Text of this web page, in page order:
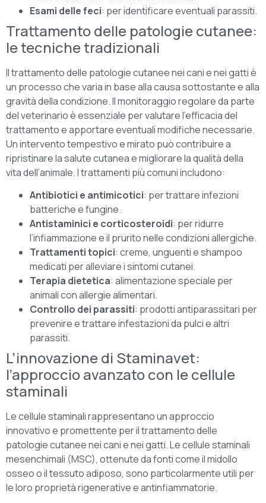
Esami delle feci: per identificare eventuali parassiti.
Trattamento delle patologie cutanee:
le tecniche tradizionali
Il trattamento delle patologie cutanee nei cani e nei gatti è
un processo che varia in base alla causa sottostante e alla
gravità della condizione. Il monitoraggio regolare da parte
del veterinario è essenziale per valutare l’efficacia del
trattamento e apportare eventuali modifiche necessarie.
Un intervento tempestivo e mirato può contribuire a
ripristinare la salute cutanea e migliorare la qualità della
vita dell’animale. I trattamenti più comuni includono:
Antibiotici e antimicotici: per trattare infezioni
batteriche e fungine.
Antistaminici e corticosteroidi: per ridurre
l’infiammazione e il prurito nelle condizioni allergiche.
Trattamenti topici: creme, unguenti e shampoo
medicati per alleviare i sintomi cutanei.
Terapia dietetica: alimentazione speciale per
animali con allergie alimentari.
Controllo dei parassiti: prodotti antiparassitari per
prevenire e trattare infestazioni da pulci e altri
parassiti.
L’innovazione di Staminavet:
l’approccio avanzato con le cellule
staminali
Le cellule staminali rappresentano un approccio
innovativo e promettente per il trattamento delle
patologie cutanee nei cani e nei gatti. Le cellule staminali
mesenchimali (MSC), ottenute da fonti come il midollo
osseo o il tessuto adiposo, sono particolarmente utili per
le loro proprietà rigenerative e antinfiammatorie.